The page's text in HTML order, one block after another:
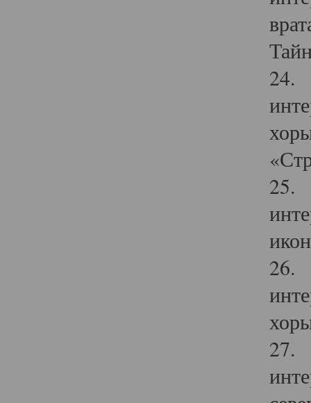
24.
25.
26.
27.